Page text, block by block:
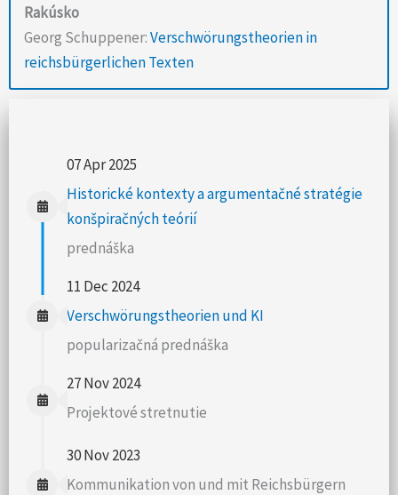
Rakúsko
Georg Schuppener:Verschwörungstheorien in
reichsbürgerlichen Texten
07 Apr 2025
Historické kontexty a argumentačné stratégie
konšpiračných teórií
prednáška
11 Dec 2024
Verschwörungstheorien und KI
popularizačná prednáška
27 Nov 2024
Projektové stretnutie
30 Nov 2023
Kommunikation von und mit Reichsbürgern